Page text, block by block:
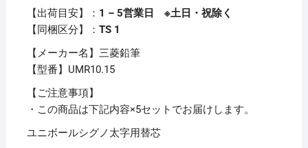
ボ
ー
シ
グ
ノ
太
【出荷目安】： 1 – 5営業日 ※土日・祝除く
【同梱区分】： TS 1
【メーカー名】三菱鉛筆
【型番】UMR10.15
【ご注意事項】
・この商品は下記内容×5セットでお届けします。
ユニボールシグノ太字用替芯